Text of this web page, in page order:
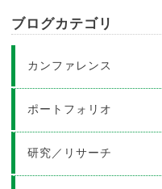
ブログカテゴリ
カンファレンス
ポートフォリオ
研究／リサーチ